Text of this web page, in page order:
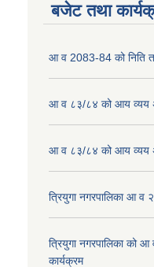
बजेट तथा
आ व 2083-84 को निति
आ व ८३/८४ को आय व्यय
आ व ८३/८४ को आय व्यय
त्रियुगा नगरपालिका आ
त्रियुगा नगरपालिका को
कार्यक्रम